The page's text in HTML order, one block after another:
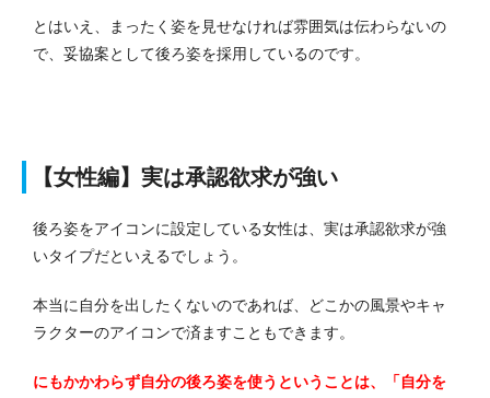
とはいえ、まったく姿を見せなければ雰囲気は伝わらないの
で、妥協案として後ろ姿を採用しているのです。
【女性編】実は承認欲求が強い
後ろ姿をアイコンに設定している女性は、実は承認欲求が強
いタイプだといえるでしょう。
本当に自分を出したくないのであれば、どこかの風景やキャ
ラクターのアイコンで済ますこともできます。
にもかかわらず自分の後ろ姿を使うということは、「自分を